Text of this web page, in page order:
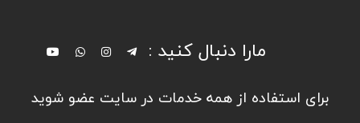
مارا دنبال کنید :
برای استفاده از همه خدمات در سایت عضو شوید